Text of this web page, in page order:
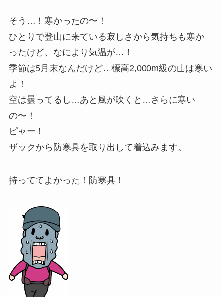
そう…！寒かったの〜！
ひとりで登山に来ている寂しさから気持ちも 寒か
ったけど、なにより気温が…！
季節は5月末なんだけど…標高2,000m級の山は寒い
よ！
空は曇ってるし…あと風が吹くと…さらに寒い
の〜！
ピャー！
ザックから防寒具を取り出して着込みます。
持っててよかった！防寒具！